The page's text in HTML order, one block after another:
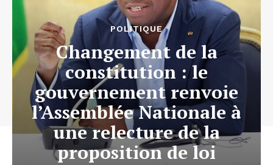
POLITIQUE
Changement de la
constitution : le
gouvernement renvoie
l’Assemblée Nationale à
une relecture de la
proposition de loi